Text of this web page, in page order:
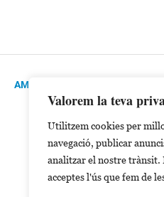
Valorem la teva
Utilitzem cookies per
navegació, publicar
analitzar el nostre trànsit.
acceptes l'ús que fem de
AMB AL SUPORT DE: